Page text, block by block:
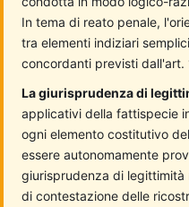
In tema di reato penale,
tra elementi indiziari
concordanti previsti dall'art.
La giurisprudenza di
applicativi della fattispecie
ogni elemento costitutivo
essere autonomamente
giurisprudenza di legittimità
di contestazione delle